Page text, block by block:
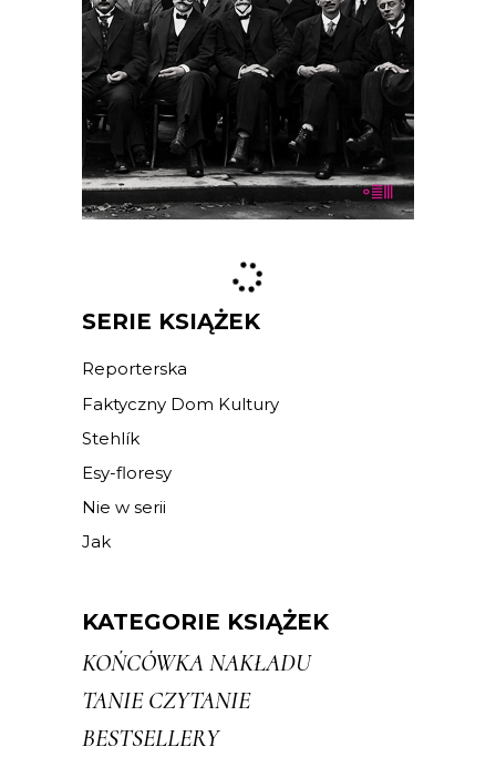
E-BOOK DO KOSZYKA
KSIĄŻKA DO KOSZYKA
SERIE KSIĄŻEK
Reporterska
Faktyczny Dom Kultury
Stehlík
Esy-floresy
Nie w serii
Jak
KATEGORIE KSIĄŻEK
KOŃCÓWKA NAKŁADU
TANIE CZYTANIE
BESTSELLERY